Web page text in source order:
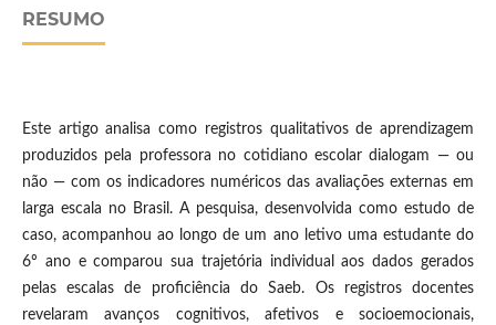
RESUMO
Este artigo analisa como registros qualitativos de aprendizagem
produzidos pela professora no cotidiano escolar dialogam — ou
não — com os indicadores numéricos das avaliações externas em
larga escala no Brasil. A pesquisa, desenvolvida como estudo de
caso, acompanhou ao longo de um ano letivo uma estudante do
6º ano e comparou sua trajetória individual aos dados gerados
pelas escalas de proficiência do Saeb. Os registros docentes
revelaram avanços cognitivos, afetivos e socioemocionais,